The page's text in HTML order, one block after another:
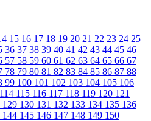
15 16 17 18 19 20 21 22 23 24 25
36 37 38 39 40 41 42 43 44 45 46
57 58 59 60 61 62 63 64 65 66 67
78 79 80 81 82 83 84 85 86 87 88
99 100 101 102 103 104 105 106
114 115 116 117 118 119 120 121
129 130 131 132 133 134 135 136
144 145 146 147 148 149 150